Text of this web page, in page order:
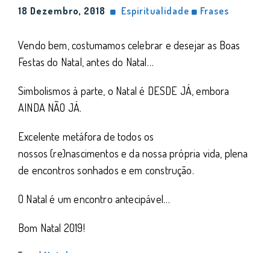
18 Dezembro, 2018 Espiritualidade Frases
Vendo bem, costumamos celebrar e desejar as Boas
Festas do Natal, antes do Natal…
Simbolismos à parte, o Natal é DESDE JÁ, embora
AINDA NÃO JÁ.
Excelente metáfora de todos os
nossos (re)nascimentos e da nossa própria vida, plena
de encontros sonhados e em construção.
O Natal é um encontro antecipável…
Bom Natal 2019!